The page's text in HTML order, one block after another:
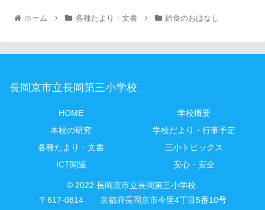
ホーム 各種たより・文書 給食のおはなし
長岡京市立長岡第三小学校
HOME
学校概要
本校の研究
学校だより・行事予定
各種たより・文書
三小トピックス
ICT関連
安心・安全
© 2022 長岡京市立長岡第三小学校.
〒617-0814 京都府長岡京市今里4丁目5番10号